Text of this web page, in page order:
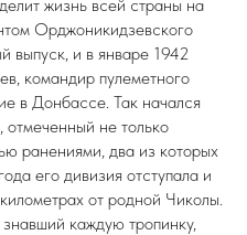
жизнь всей страны на
Орджоникидзевского
выпуск, и в январе 1942
командир пулеметного
в Донбассе. Так начался
отмеченный не только
ранениями, два из которых
его дивизия отступала и
от родной Чиколы.
каждую тропинку,